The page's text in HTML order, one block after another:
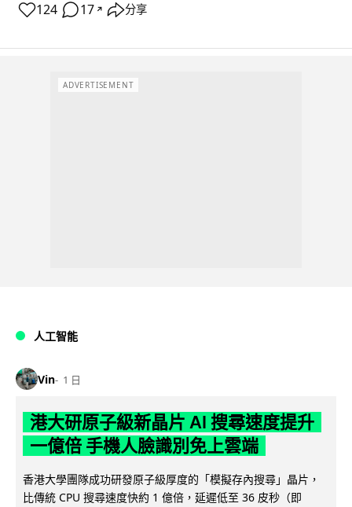
124 17 ↗ 分享
ADVERTISEMENT
人工智能
Vin 1 日
港大研原子級新晶片 AI 搜尋速度提升
一億倍 手機人臉識別免上雲端
香港大學團隊成功研發原子級厚度的「模擬存內搜尋」晶片，
比傳統 CPU 搜尋速度快約 1 億倍，延遲低至 36 皮秒（即